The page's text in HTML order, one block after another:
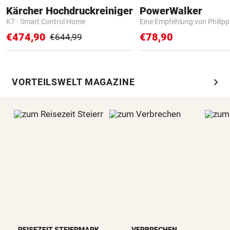
Kärcher Hochdruckreiniger
K7 - Smart Control Home
€474,90 €644,99
PowerWalker
Eine Empfehlung von
€78,90
VORTEILSWELT MAGAZINE chevron_right